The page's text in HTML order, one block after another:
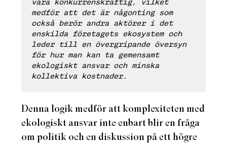
vara konkurrenskraftig, vilket
medför att det är någonting som
också berör andra aktörer i det
enskilda företagets ekosystem och
leder till en övergripande översyn
för hur man kan ta gemensamt
ekologiskt ansvar och minska
kollektiva kostnader.
Denna logik medför att komplexiteten med
ekologiskt ansvar inte enbart blir en fråga
om politik och en diskussion på ett högre